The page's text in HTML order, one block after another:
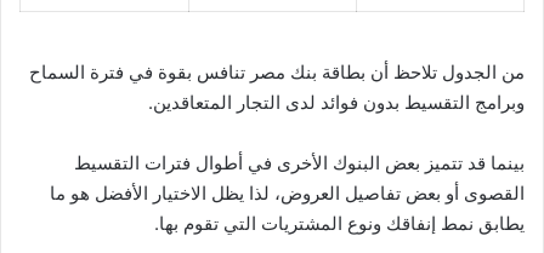
من الجدول تلاحظ أن بطاقة بنك مصر تنافس بقوة في فترة السماح
وبرامج التقسيط بدون فوائد لدى التجار المتعاقدين.
بينما قد تتميز بعض البنوك الأخرى في أطوال فترات التقسيط
القصوى أو بعض تفاصيل العروض، لذا يظل الاختيار الأفضل هو ما
يطابق نمط إنفاقك ونوع المشتريات التي تقوم بها.